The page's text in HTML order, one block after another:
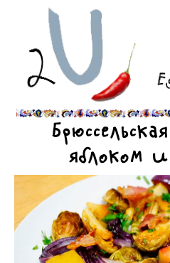
яблоком